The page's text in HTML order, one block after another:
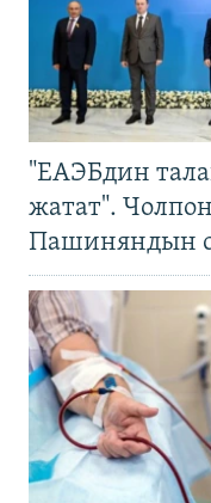
"ЕАЭБдин
жатат".
Пашиняндын